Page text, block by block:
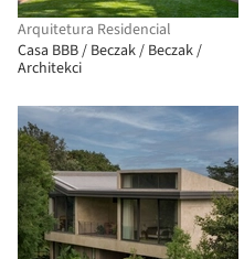
Arquitetura Residencial
Casa BBB / Beczak / Beczak /
Architekci